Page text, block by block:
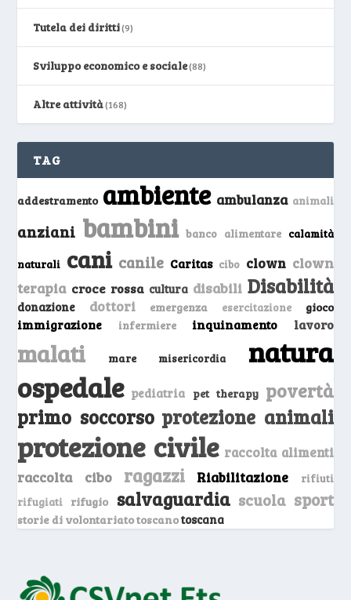
Tutela dei diritti(9)
Sviluppo economico e sociale(88)
Altre attività(168)
TAG
addestramento ambiente ambulanza animali
anziani bambini banco alimentare calamità
naturali cani canile Caritas cibo clown clown
terapia croce rossa cultura disabili Disabilità
donazione dottori emergenza esercitazione gioco
immigrazione infermiere inquinamento lavoro
malati mare misericordia natura
ospedale pediatria pet therapy povertà
primo soccorso protezione animali
protezione civile raccolta alimenti
raccolta cibo ragazzi Riabilitazione
rifiuti
rifugiati
rifugio salvaguardia scuola sport
storie di volontariato toscanotoscana